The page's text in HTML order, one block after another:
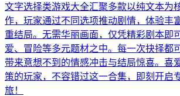
文字选择类游戏大全汇聚多款以纯文本为
作，玩家通过不同选项推动剧情，体验丰
重结局。无需华丽画面，仅凭精彩剧本即
爱、冒险等多元题材之中。每一次抉择都
带来意想不到的情感冲击与结局惊喜。喜
策的玩家，不容错过这一合集，即刻开启
旅！